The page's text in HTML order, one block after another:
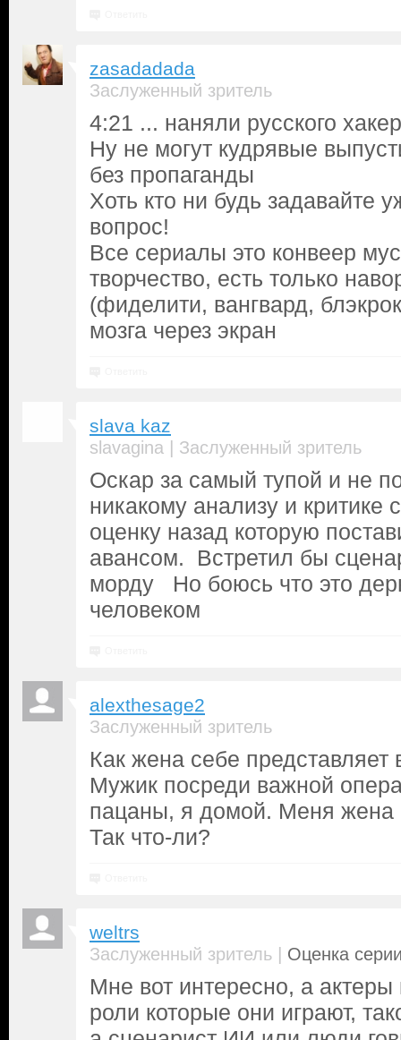
zasadadada
Заслуженный зритель
4:21 ... наняли русского
Ну не могут кудрявые
без пропаганды
Хоть кто ни будь задавайте
вопрос!
Все сериалы это конвеер
творчество, есть только
(фиделити, вангвард,
мозга через экран
slava kaz
slavagina | Заслуженный зритель
Оскар за самый тупой и не
никакому анализу и критике
оценку назад которую
авансом. Встретил бы
морду Но боюсь что это
человеком
alexthesage2
Заслуженный зритель
Как жена себе
Мужик посреди важной
пацаны, я домой. Меня жена
Так что-ли?
weltrs
Заслуженный зритель | Оценка
Мне вот интересно, а актеры
роли которые они играют,